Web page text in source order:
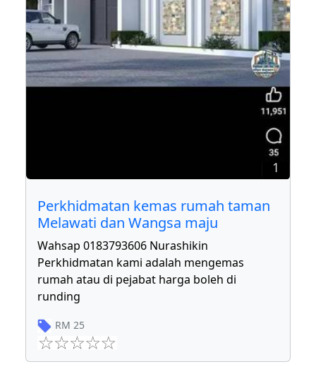
1
Perkhidmatan kemas rumah taman
Melawati dan Wangsa maju
Wahsap 0183793606 Nurashikin
Perkhidmatan kami adalah mengemas
rumah atau di pejabat harga boleh di
runding
RM 25